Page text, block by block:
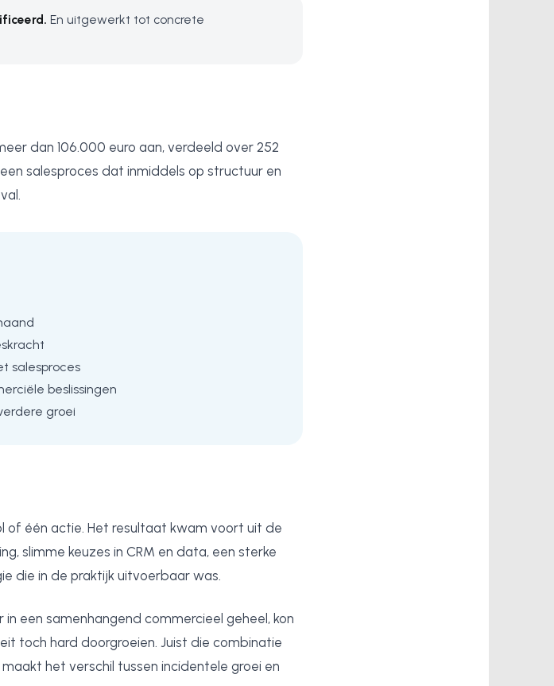
En uitgewerkt tot concrete
dan 106.000 euro aan, verdeeld over 252
salesproces dat inmiddels op structuur en
salesproces
beslissingen
groei
of één actie. Het resultaat kwam voort uit de
slimme keuzes in CRM en data, een sterke
die in de praktijk uitvoerbaar was.
een samenhangend commercieel geheel, kon
toch hard doorgroeien. Juist die combinatie
het verschil tussen incidentele groei en